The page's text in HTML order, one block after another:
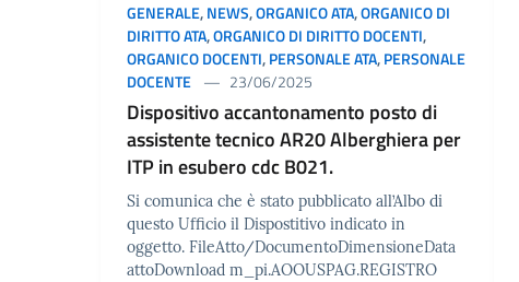
GENERALE,NEWS,ORGANICO ATA,ORGANICO DI
DIRITTO ATA,ORGANICO DI DIRITTO DOCENTI,
ORGANICO DOCENTI,PERSONALE ATA,PERSONALE
DOCENTE
23/06/2025
Dispositivo accantonamento posto di
assistente tecnico AR20 Alberghiera per
ITP in esubero cdc B021.
Si comunica che è stato pubblicato all’Albo di
questo Ufficio il Dispostitivo indicato in
oggetto. FileAtto/DocumentoDimensioneData
attoDownload m_pi.AOOUSPAG.REGISTRO